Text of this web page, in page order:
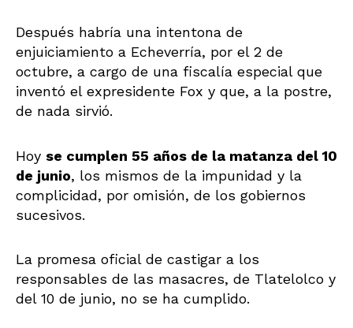
Después habría una intentona de
enjuiciamiento a Echeverría, por el 2 de
octubre, a cargo de una fiscalía especial que
inventó el expresidente Fox y que, a la postre,
de nada sirvió.
Hoy se cumplen 55 años de la matanza del 10
de junio, los mismos de la impunidad y la
complicidad, por omisión, de los gobiernos
sucesivos.
La promesa oficial de castigar a los
responsables de las masacres, de Tlatelolco y
del 10 de junio, no se ha cumplido.